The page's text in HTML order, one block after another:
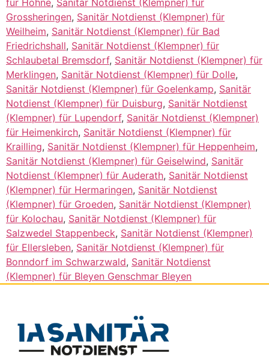
für Hohne, Sanitär Notdienst (Klempner) für
Grossheringen, Sanitär Notdienst (Klempner) für
Weilheim, Sanitär Notdienst (Klempner) für Bad
Friedrichshall, Sanitär Notdienst (Klempner) für
Schlaubetal Bremsdorf, Sanitär Notdienst (Klempner) für
Merklingen, Sanitär Notdienst (Klempner) für Dolle,
Sanitär Notdienst (Klempner) für Goelenkamp, Sanitär
Notdienst (Klempner) für Duisburg, Sanitär Notdienst
(Klempner) für Lupendorf, Sanitär Notdienst (Klempner)
für Heimenkirch, Sanitär Notdienst (Klempner) für
Krailling, Sanitär Notdienst (Klempner) für Heppenheim,
Sanitär Notdienst (Klempner) für Geiselwind, Sanitär
Notdienst (Klempner) für Auderath, Sanitär Notdienst
(Klempner) für Hermaringen, Sanitär Notdienst
(Klempner) für Groeden, Sanitär Notdienst (Klempner)
für Kolochau, Sanitär Notdienst (Klempner) für
Salzwedel Stappenbeck, Sanitär Notdienst (Klempner)
für Ellersleben, Sanitär Notdienst (Klempner) für
Bonndorf im Schwarzwald, Sanitär Notdienst
(Klempner) für Bleyen Genschmar Bleyen